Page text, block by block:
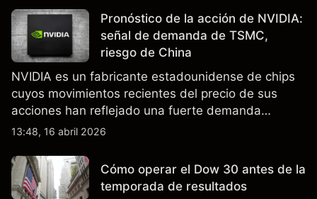
Pronóstico de la acción de NVIDIA:
señal de demanda de TSMC,
riesgo de China
NVIDIA es un fabricante estadounidense de chips
cuyos movimientos recientes del precio de sus
acciones han reflejado una fuerte demanda
relacionada con la IA, ingresos trimestrales récord
de exportación de EE.UU. que afectan las ventas
en China.
13:48, 16 abril 2026
Cómo operar el Dow 30 antes de la
temporada de resultados